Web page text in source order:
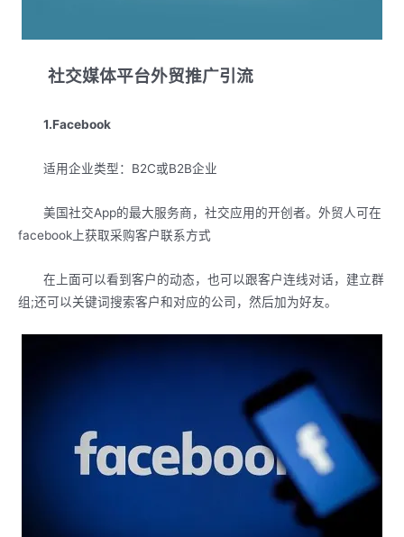
社交媒体平台外贸推广引流
1.Facebook
适用企业类型：B2C或B2B企业
美国社交App的最大服务商，社交应用的开创者。外贸人可在
facebook上获取采购客户联系方式
在上面可以看到客户的动态，也可以跟客户连线对话，建立群
组;还可以关键词搜索客户和对应的公司，然后加为好友。